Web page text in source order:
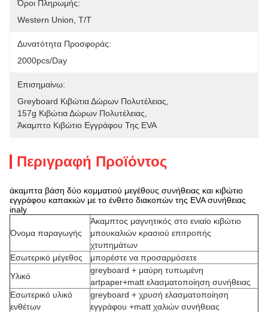
Όροι Πληρωμής:
Western Union, T/T
Δυνατότητα Προσφοράς:
2000pcs/day
Επισημαίνω:
Greyboard Κιβώτια Δώρων Πολυτέλειας
157g Κιβώτια Δώρων Πολυτέλειας
Άκαμπτο Κιβώτιο Εγγράφου Της EVA
Περιγραφή Προϊόντος
άκαμπτα βάση δύο κομματιού μεγέθους συνήθειας και κιβώτιο
εγγράφου καπακιών με το ένθετο διακοπών της EVA συνήθειας
inaly
Όνομα παραγωγής
Άκαμπτος μαγνητικός στο ενιαίο κιβώτιο
μπουκαλιών κρασιού επιτροπής
χτυπημάτων
Εσωτερικό μέγεθος
μπορέστε να προσαρμόσετε
Υλικό
greyboard + μαύρη τυπωμένη
artpaper+matt ελασματοποίηση συνήθειας
Εσωτερικό υλικό
ενθέτων
greyboard + χρυσή ελασματοποίηση
εγγράφου +matt χαλιών συνήθειας